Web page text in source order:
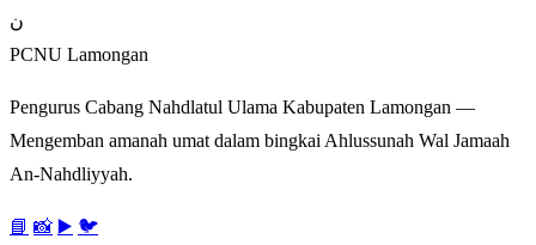
ن
PCNU Lamongan
Pengurus Cabang Nahdlatul Ulama Kabupaten Lamongan —
Mengemban amanah umat dalam bingkai Ahlussunah Wal Jamaah
An-Nahdliyyah.
📘 📸 ▶️ 🐦